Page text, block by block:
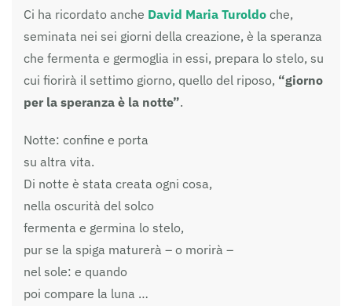
Ci ha ricordato anche David Maria Turoldo che,
seminata nei sei giorni della creazione, è la speranza
che fermenta e germoglia in essi, prepara lo stelo, su
cui fiorirà il settimo giorno, quello del riposo, “giorno
per la speranza è la notte”.
Notte: confine e porta
su altra vita.
Di notte è stata creata ogni cosa,
nella oscurità del solco
fermenta e germina lo stelo,
pur se la spiga maturerà – o morirà –
nel sole: e quando
poi compare la luna …